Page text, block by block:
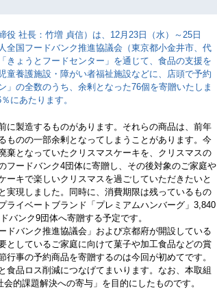
社長：竹増 貞信）は、12月23日（水）～25日
全国フードバンク推進協議会（東京都小金井市、代
ょうとフードセンター」を通じて、食品の支援を
童養護施設・障がい者福祉施設などに、店頭で予約
の全数のうち、余剰となった76個を寄贈いたしま
にあたります。
に製造するものがあります。それらの商品は、前年
ものの一部余剰となってしまうことがあります。今
棄となっていたクリスマスケーキを、クリスマスの
フードバンク4団体に寄贈し、その後対象のご家庭や
キで楽しいクリスマスを過ごしていただきたいと
実現しました。同時に、消費期限は残っているもの
ライベートブランド「プレミアムハンバーグ」3,840
バンク9団体へ寄贈する予定です。
ドバンク推進協議会」および京都府が開設している
としているご家庭に向けて菓子や加工食品などの賞
事の予約商品を寄贈するのは今回が初めてです。
品ロス削減につなげてまいります。なお、本取組
的課題解決への寄与」を目的にしたものです。